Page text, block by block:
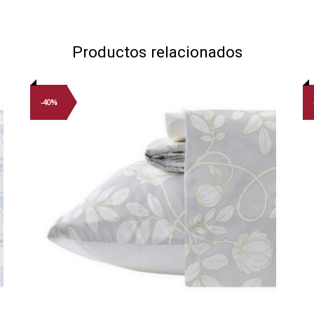
Productos relacionados
-40%